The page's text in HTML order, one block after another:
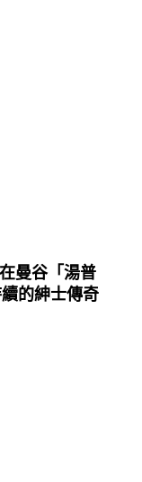
曼谷「湯普
的紳士傳奇